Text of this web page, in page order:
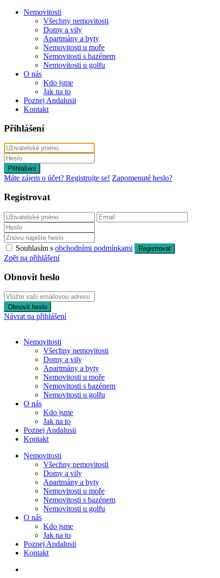
Nemovitosti
Všechny nemovitosti
Domy a vily
Apartmány a byty
Nemovitosti u moře
Nemovitosti s bazénem
Nemovitosti u golfu
O nás
Kdo jsme
Jak na to
Poznej Andalusii
Kontakt
Přihlášení
Přihlášení
Máte zájem o účet? Registrujte se! Zapomenuté heslo?
Registrovat
Souhlasím s obchodními podmínkami Registrovat
Zpět na přihlášení
Obnovit heslo
Obnovit heslo
Návrat na přihlášení
Nemovitosti
Všechny nemovitosti
Domy a vily
Apartmány a byty
Nemovitosti u moře
Nemovitosti s bazénem
Nemovitosti u golfu
O nás
Kdo jsme
Jak na to
Poznej Andalusii
Kontakt
Nemovitosti
Všechny nemovitosti
Domy a vily
Apartmány a byty
Nemovitosti u moře
Nemovitosti s bazénem
Nemovitosti u golfu
O nás
Kdo jsme
Jak na to
Poznej Andalusii
Kontakt